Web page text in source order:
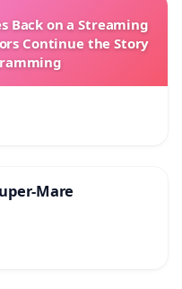
Back on a Streaming
Continue the Story
Mare